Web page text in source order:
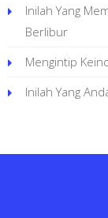
Inilah Yang
Berlibur
Mengintip
Inilah Yang